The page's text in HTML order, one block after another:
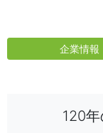
企業情報
120年